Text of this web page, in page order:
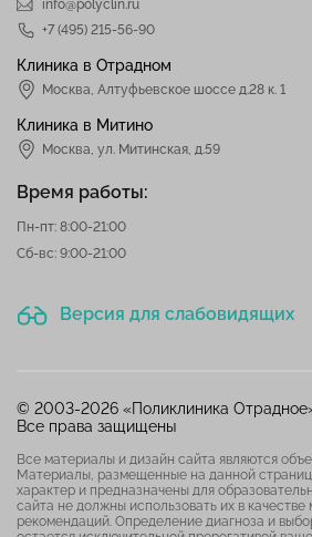
info@polyclin.ru
+7 (495) 215-56-90
Клиника в Отрадном
Москва, Алтуфьевское шоссе д.28 к. 1
Клиника в Митино
Москва, ул. Митинская, д.59
Время работы:
Пн-пт: 8:00-21:00
Сб-вс: 9:00-21:00
Версия для слабовидящих
© 2003-2026 «Поликлиника
Все права защищены
Все материалы и дизайн сайта являются
Материалы, размещенные на данной
характер и предназначены для
сайта не должны использовать их в качестве
рекомендаций. Определение диагноза и